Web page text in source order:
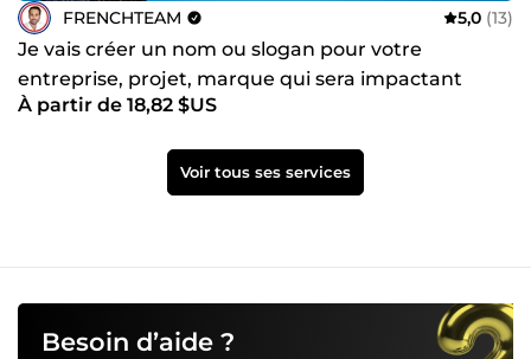
FRENCHTEAM 5,0 (13)
Je vais créer un nom ou slogan pour votre
entreprise, projet, marque qui sera impactant
À partir de 18,82 $US
Voir tous ses services
Besoin d’aide ?